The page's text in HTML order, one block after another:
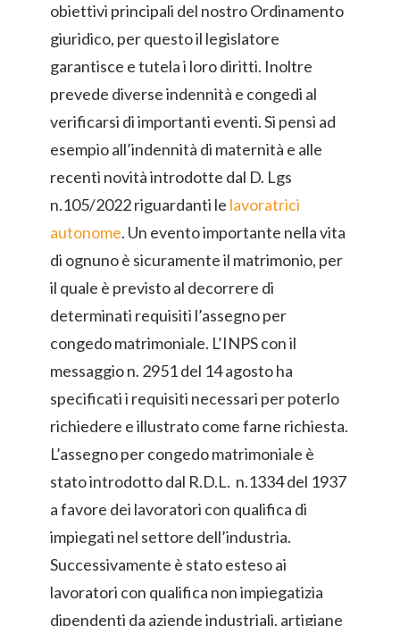
obiettivi principali del nostro Ordinamento
giuridico, per questo il legislatore
garantisce e tutela i loro diritti. Inoltre
prevede diverse indennità e congedi al
verificarsi di importanti eventi. Si pensi ad
esempio all’indennità di maternità e alle
recenti novità introdotte dal D. Lgs
n.105/2022 riguardanti le lavoratrici
autonome. Un evento importante nella vita
di ognuno è sicuramente il matrimonio, per
il quale è previsto al decorrere di
determinati requisiti l’assegno per
congedo matrimoniale. L’INPS con il
messaggio n. 2951 del 14 agosto ha
specificati i requisiti necessari per poterlo
richiedere e illustrato come farne richiesta.
L’assegno per congedo matrimoniale è
stato introdotto dal R.D.L. n.1334 del 1937
a favore dei lavoratori con qualifica di
impiegati nel settore dell’industria.
Successivamente è stato esteso ai
lavoratori con qualifica non impiegatizia
dipendenti da aziende industriali, artigiane